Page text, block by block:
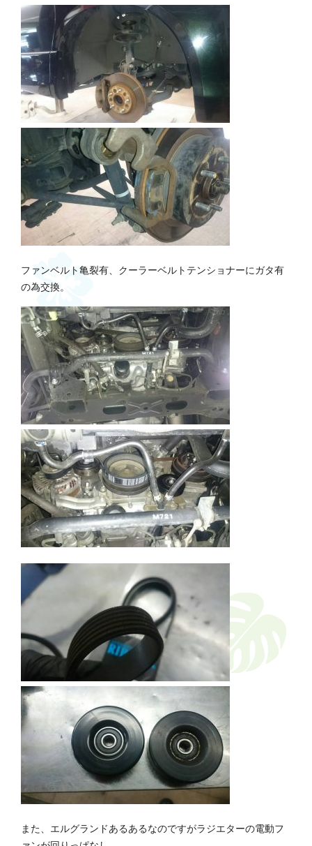
ファンベルト亀裂有、クーラーベルトテンショナーにガタ有
の為交換。
また、エルグランドあるあるなのですがラジエターの電動フ